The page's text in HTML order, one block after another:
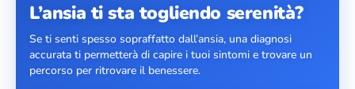
L’ansia ti sta togliendo serenità?
Se ti senti spesso sopraffatto dall’ansia, una diagnosi
accurata ti permetterà di capire i tuoi sintomi e trovare un
percorso per ritrovare il benessere.